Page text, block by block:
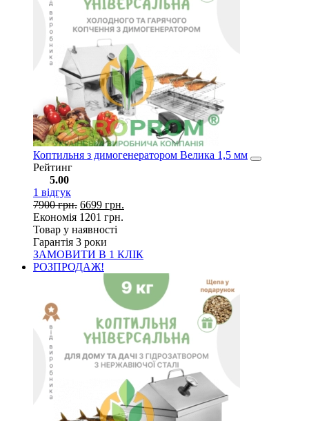
Коптильня з димогенератором Велика 1,5 мм
Рейтинг
5.00
1 відгук
7900грн. 6699 грн.
Економія 1201 грн.
Товар у наявності
Гарантія 3 роки
ЗАМОВИТИ В 1 КЛІК
РОЗПРОДАЖ!